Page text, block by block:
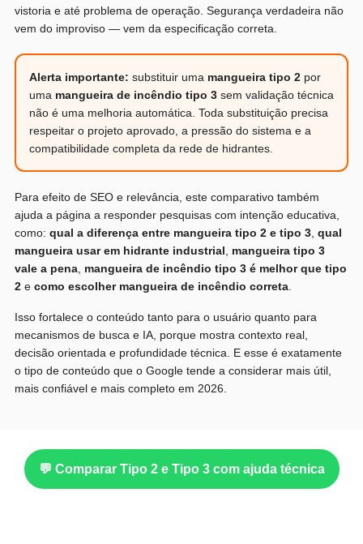
vistoria e até problema de operação. Segurança verdadeira não
vem do improviso — vem da especificação correta.
Alerta importante: substituir uma mangueira tipo 2por
uma mangueira de incêndio tipo 3sem validação técnica
não é uma melhoria automática. Toda substituição precisa
respeitar o projeto aprovado, a pressão do sistema e a
compatibilidade completa da rede de hidrantes.
Para efeito de SEO e relevância, este comparativo também
ajuda a página a responder pesquisas com intenção educativa,
como: qual a diferença entre mangueira tipo 2 e tipo 3, qual
mangueira usar em hidrante industrial
mangueira tipo 3
vale a pena, mangueira de incêndio tipo 3 é melhor que tipo
2e como escolher mangueira de incêndio correta.
Isso fortalece o conteúdo tanto para o usuário quanto para
mecanismos de busca e IA, porque mostra contexto real,
decisão orientada e profundidade técnica. E esse é exatamente
o tipo de conteúdo que o Google tende a considerar mais útil,
mais confiável e mais completo em 2026.
💬 Comparar Tipo 2 e Tipo 3 com ajuda técnica